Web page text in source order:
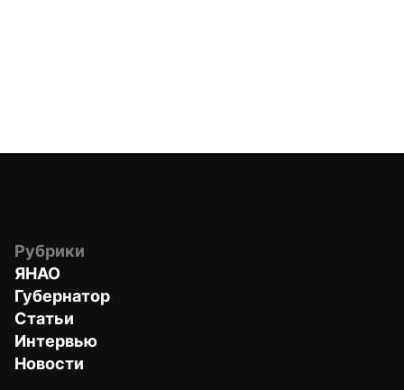
Рубрики
ЯНАО
Губернатор
Статьи
Интервью
Новости